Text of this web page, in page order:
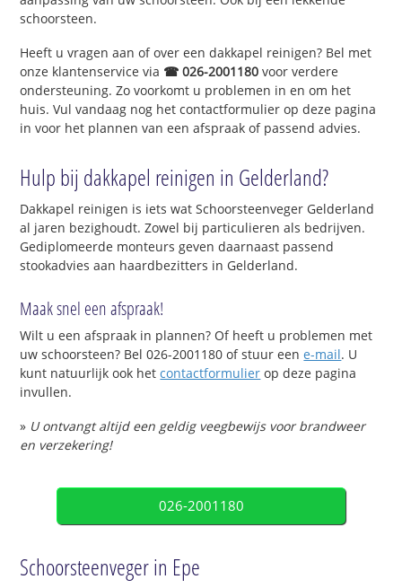
schoorsteen.
Heeft u vragen aan of over een dakkapel reinigen? Bel met
onze klantenservice via ☎ 026-2001180 voor verdere
ondersteuning. Zo voorkomt u problemen in en om het
huis. Vul vandaag nog het contactformulier op deze pagina
in voor het plannen van een afspraak of passend advies.
Hulp bij dakkapel reinigen in Gelderland?
Dakkapel reinigen is iets wat Schoorsteenveger Gelderland
al jaren bezighoudt. Zowel bij particulieren als bedrijven.
Gediplomeerde monteurs geven daarnaast passend
stookadvies aan haardbezitters in Gelderland.
Maak snel een afspraak!
Wilt u een afspraak in plannen? Of heeft u problemen met
uw schoorsteen? Bel 026-2001180 of stuur eene-mail. U
kunt natuurlijk ook hetcontactformulier op deze pagina
invullen.
» U ontvangt altijd een geldig veegbewijs voor brandweer
en verzekering!
026-2001180
Schoorsteenveger in Epe